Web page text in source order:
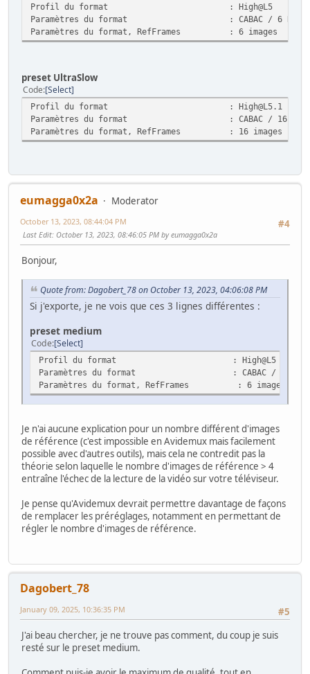
Profil du format : High@L5
Paramètres du format : CABAC / 6 Ref
Paramètres du format, RefFrames : 6 images
preset UltraSlow
Code Select
Profil du format : High@L5.1
Paramètres du format : CABAC / 16 Ref
Paramètres du format, RefFrames : 16 images
eumagga0x2a
Moderator
#4
October 13, 2023, 08:44:04 PM
Last Edit: October 13, 2023, 08:46:05 PM by eumagga0x2a
Bonjour,
Quote from: Dagobert_78 on October 13, 2023, 04:06:08 PM
Si j'exporte, je ne vois que ces 3 lignes différentes :
preset medium
Code Select
Profil du format : High@L5
Paramètres du format : CABAC / 6 Ref
Paramètres du format, RefFrames : 6 images
Je n'ai aucune explication pour un nombre différent d'images
de référence (c'est impossible en Avidemux mais facilement
possible avec d'autres outils), mais cela ne contredit pas la
théorie selon laquelle le nombre d'images de référence > 4
entraîne l'échec de la lecture de la vidéo sur votre téléviseur.
Je pense qu'Avidemux devrait permettre davantage de façons
de remplacer les préréglages, notamment en permettant de
régler le nombre d'images de référence.
Dagobert_78
#5
January 09, 2025, 10:36:35 PM
J'ai beau chercher, je ne trouve pas comment, du coup je suis
resté sur le preset medium.